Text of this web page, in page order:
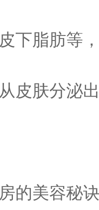
下脂肪等
皮肤分泌
房的美容